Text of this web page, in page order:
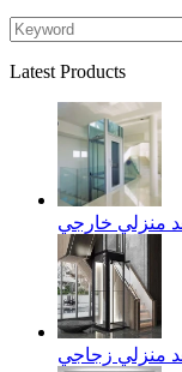
Latest Products
منزلي خارجي
منزلي زجاجي